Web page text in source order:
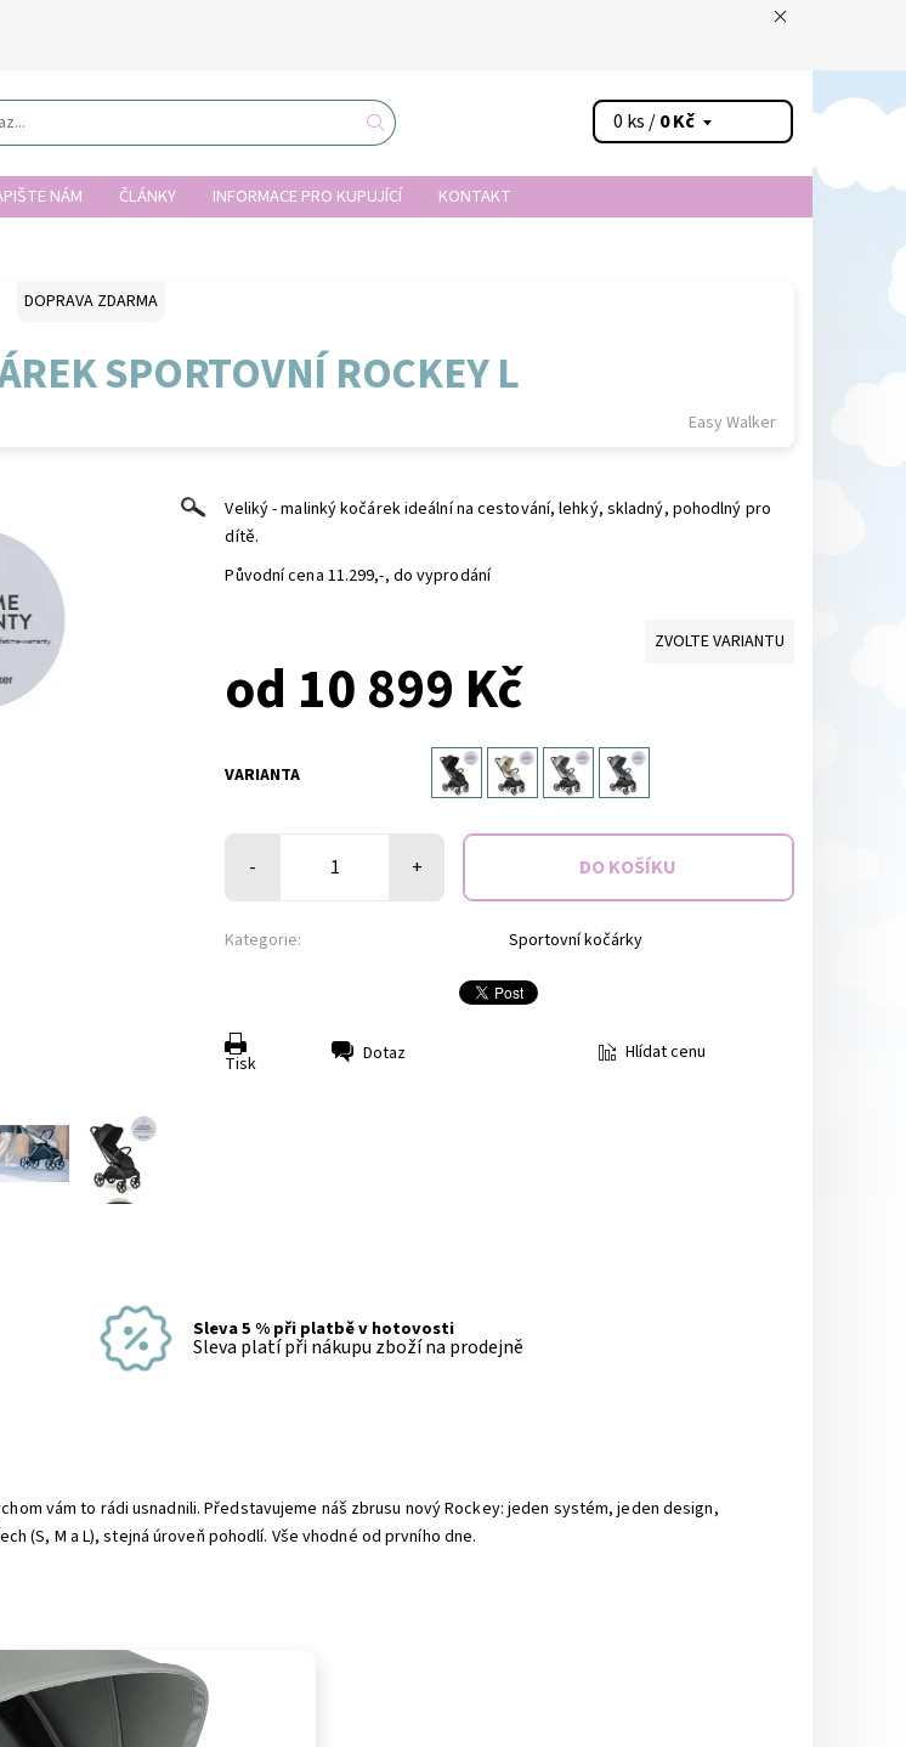
0 ks /0 Kč
NÁM ČLÁNKY INFORMACE PRO KUPUJÍCÍ KONTAKT
DOPRAVA ZDARMA
SPORTOVNÍ ROCKEY L
Easy Walker
Veliký - malinký kočárek ideální na cestování, lehký, skladný, pohodlný pro
dítě.
Původní cena 11.299,-, do vyprodání
ZVOLTE VARIANTU
od 10 899 Kč
VARIANTA
- +
Kategorie: Sportovní kočárky
Tisk Dotaz Hlídat cenu
Sleva 5 % při platbě v hotovosti
Sleva platí při nákupu zboží na prodejně
vám to rádi usnadnili. Představujeme náš zbrusu nový Rockey: jeden systém, jeden design,
(S, M a L), stejná úroveň pohodlí. Vše vhodné od prvního dne.